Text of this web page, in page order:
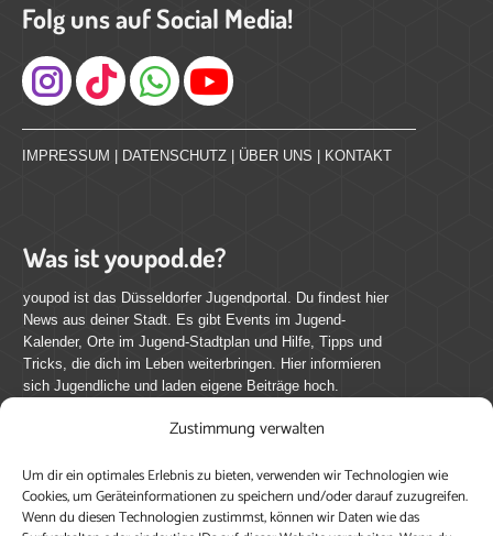
Zustimmung verwalten
Um dir ein optimales Erlebnis zu bieten, verwenden wir Technologien wie
Cookies, um Geräteinformationen zu speichern und/oder darauf zuzugreifen.
Wenn du diesen Technologien zustimmst, können wir Daten wie das
Folg uns auf Social Media!
Instagram
IMPRESSUM DATENSCHUTZ ÜBER UNS KONTAKT
Was ist youpod.de?
youpod ist das Düsseldorfer Jugendportal. Du findest hier
News aus deiner Stadt. Es gibt Events im Jugend-
Kalender, Orte im Jugend-Stadtplan und Hilfe, Tipps und
Tricks, die dich im Leben weiterbringen. Hier informieren
sich Jugendliche und laden eigene Beiträge hoch.
youpod.de lebt von Menschen wie dir. Sammel
journalistische Erfahrung, teile deine Perspektive und